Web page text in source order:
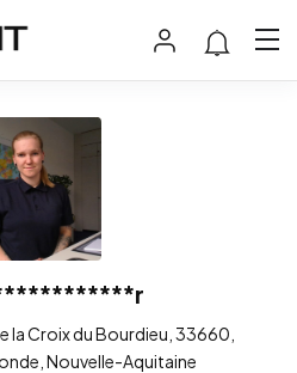
la Croix du Bourdieu, 33660,
Nouvelle-Aquitaine